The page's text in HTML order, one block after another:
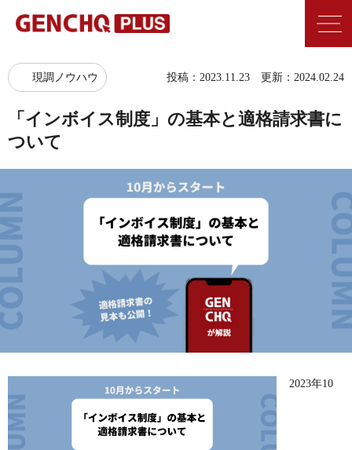
現調ノウハウ 投稿：2023.11.23 更新：2024.02.24
「インボイス制度」の基本と適格請求書に
ついて
2023年10